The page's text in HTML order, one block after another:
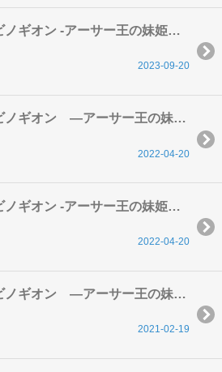
金色のマビノギオン -アーサー王の妹姫ー 7
2023-09-20
金色のマビノギオン ―アーサー王の妹姫― 6巻
2022-04-20
金色のマビノギオン -アーサー王の妹姫ー 6
2022-04-20
金色のマビノギオン ―アーサー王の妹姫― 5巻
2021-02-19